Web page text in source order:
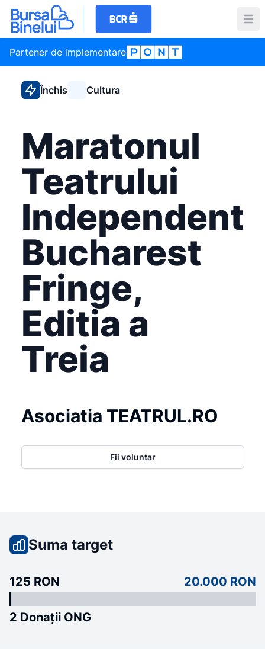
Partener de implementare
Închis Cultura
Maratonul
Teatrului
Independent
Bucharest
Fringe,
Editia a
Treia
Asociatia TEATRUL.RO
Fii voluntar
Suma target
125 RON 20.000 RON
2 Donații ONG